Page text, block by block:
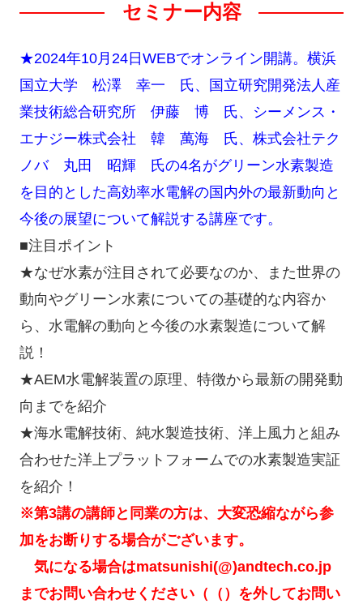
セミナー内容
★2024年10月24日WEBでオンライン開講。横浜
国立大学 松澤 幸一 氏、国立研究開発法人産
業技術総合研究所 伊藤 博 氏、シーメンス・
エナジー株式会社 韓 萬海 氏、株式会社テク
ノバ 丸田 昭輝 氏の4名がグリーン水素製造
を目的とした高効率水電解の国内外の最新動向と
今後の展望について解説する講座です。
■注目ポイント
★なぜ水素が注目されて必要なのか、また世界の
動向やグリーン水素についての基礎的な内容か
ら、水電解の動向と今後の水素製造について解
説！
★AEM水電解装置の原理、特徴から最新の開発動
向までを紹介
★海水電解技術、純水製造技術、洋上風力と組み
合わせた洋上プラットフォームでの水素製造実証
を紹介！
※第3講の講師と同業の方は、大変恐縮ながら参
加をお断りする場合がございます。
気になる場合はmatsunishi(@)andtech.co.jp
までお問い合わせください（（）を外してお問い